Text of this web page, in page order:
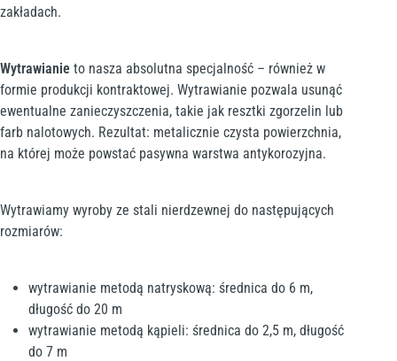
zakładach.
Wytrawianie to nasza absolutna specjalność – również w
formie produkcji kontraktowej. Wytrawianie pozwala usunąć
ewentualne zanieczyszczenia, takie jak resztki zgorzelin lub
farb nalotowych. Rezultat: metalicznie czysta powierzchnia,
na której może powstać pasywna warstwa antykorozyjna.
Wytrawiamy wyroby ze stali nierdzewnej do następujących
rozmiarów:
wytrawianie metodą natryskową: średnica do 6 m,
długość do 20 m
wytrawianie metodą kąpieli: średnica do 2,5 m, długość
do 7 m